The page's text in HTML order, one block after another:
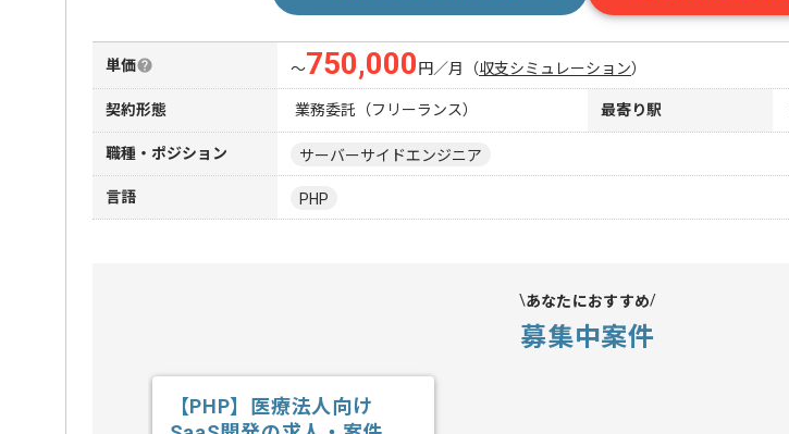
単価 〜750,000 円／月 （収支シミュレーション）
契約形態 業務委託（フリーランス） 最寄り駅
職種・ポジション サーバーサイドエンジニア
言語 PHP
あなたにおすすめ
募集中案件
【PHP】医療法人向け